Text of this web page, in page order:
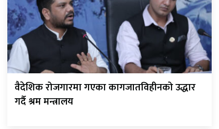
वैदेशिक रोजगारमा गएका कागजातविहीनको उद्धार
गर्दै श्रम मन्त्रालय